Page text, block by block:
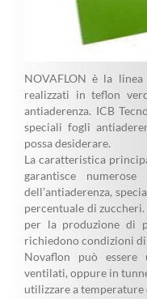
NOVAFLON è la
realizzati in teflon
antiaderenza. ICB
speciali fogli
possa desiderare.
La caratteristica
garantisce
dell’antiaderenza,
percentuale di
per la produzione di
richiedono condizioni di
Novaflon può
ventilati, oppure in
utilizzare a temperature